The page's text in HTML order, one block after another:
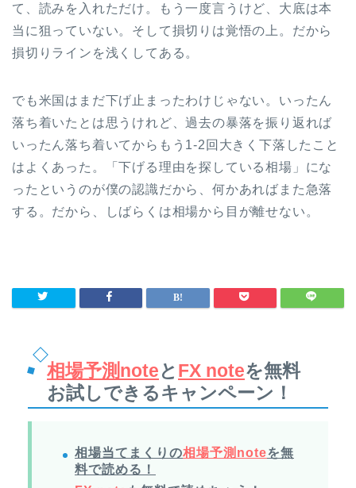
て、読みを入れただけ。もう一度言うけど、大底は本
当に狙っていない。そして損切りは覚悟の上。だから
損切りラインを浅くしてある。
でも米国はまだ下げ止まったわけじゃない。いったん
落ち着いたとは思うけれど、過去の暴落を振り返れば
いったん落ち着いてからもう1-2回大きく下落したこと
はよくあった。「下げる理由を探している相場」にな
ったというのが僕の認識だから、何かあればまた急落
する。だから、しばらくは相場から目が離せない。
相場予測noteとFX noteを無料
お試しできるキャンペーン！
相場当てまくりの相場予測noteを無
料で読める！